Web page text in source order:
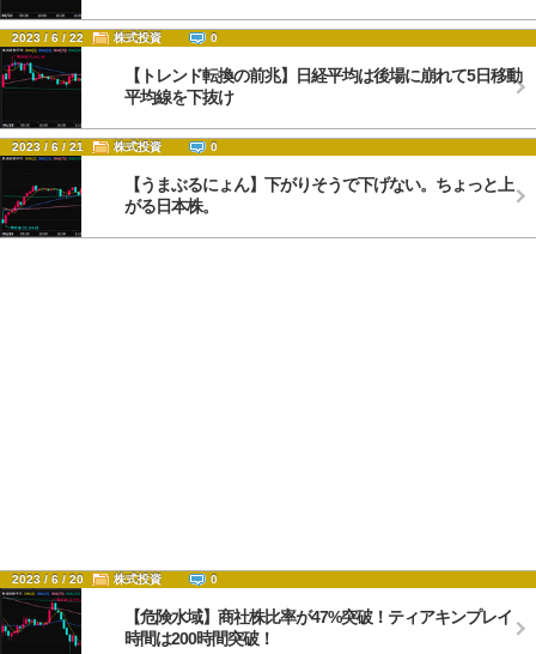
2023 / 6 / 22 株式投資 0
【トレンド転換の前兆】日経平均は後場に崩れて5日移動
平均線を下抜け
2023 / 6 / 21 株式投資 0
【うまぶるにょん】下がりそうで下げない。ちょっと上
がる日本株。
2023 / 6 / 20 株式投資 0
【危険水域】商社株比率が47%突破！ティアキンプレイ
時間は200時間突破！